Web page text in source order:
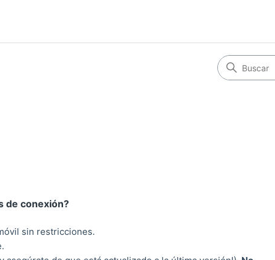
de conexión?
sin restricciones.